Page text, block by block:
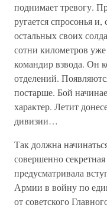
поднимает тревогу.
ругается спросонья
остальных своих
сотни километров уже
командир взвода. Он
отделений.
постарше. Бой
характер. Летит
дивизии…
Так должна
совершенно
предусматривала
Армии в войну по
от советского